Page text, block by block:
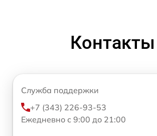
Контакты
Служба поддержки
+7 (343) 226-93-53
Ежедневно с 9:00 до 21:00